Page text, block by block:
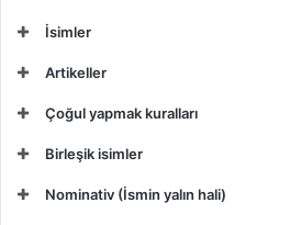
İsimler
Artikeller
Çoğul yapmak kuralları
Birleşik isimler
Nominativ (İsmin yalın hali)